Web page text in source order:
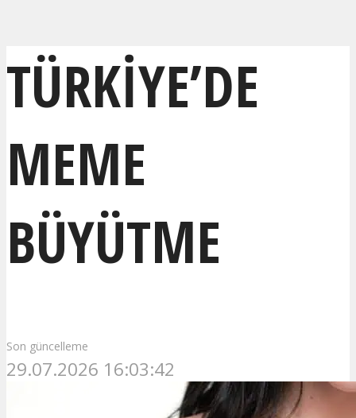
TÜRKIYE’DE
MEME
BÜYÜTME
Son güncelleme
29.07.2026 16:03:42